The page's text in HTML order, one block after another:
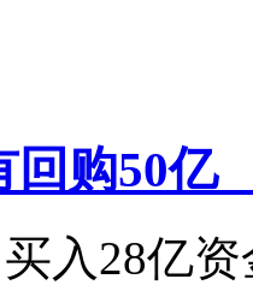
回购50
入28亿